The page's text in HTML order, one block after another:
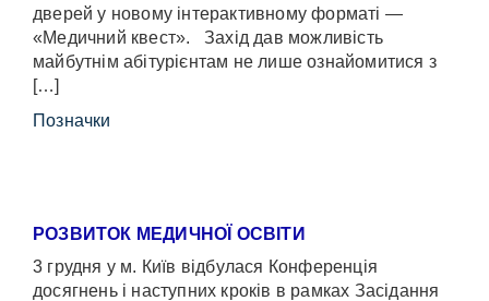
дверей у новому інтерактивному форматі —
«Медичний квест». Захід дав можливість
майбутнім абітурієнтам не лише ознайомитися з
[…]
Позначки
РОЗВИТОК МЕДИЧНОЇ ОСВІТИ
3 грудня у м. Київ відбулася Конференція
досягнень і наступних кроків в рамках Засідання